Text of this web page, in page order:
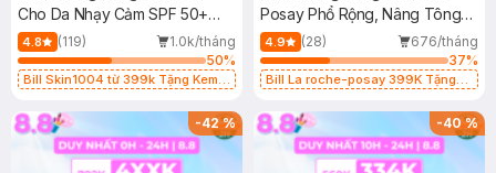
Cho Da Nhạy Cảm SPF 50+
50ml
4.8 (119)
1.0k/tháng
50%
Bill Skin1004 từ 399k Tặng Kem
SPF 50+ 20ml (SL Có Hạn)
Posay Phổ Rộng, Nâng Tông
Kiềm Dầu 50ml
4.9 (28)
676/tháng
37%
Bill La roche-posay 399K Tặng
(SL có hạn)
-42% -40%